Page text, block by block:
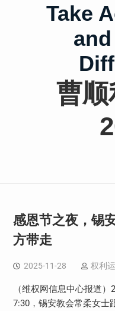
Take
曹顺
感恩节之夜，锡
方带走
2025-11-28 权利
（维权网信息中心报道
7:30，锡安教会常柔女士